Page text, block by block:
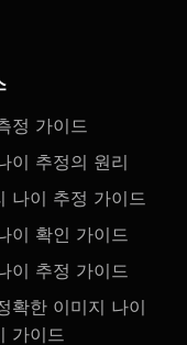
정 가이드
이 추정의 원리
나이 추정 가이드
이 확인 가이드
이 추정 가이드
확한 이미지 나이
가이드